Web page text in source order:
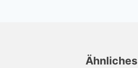
Ähnliches